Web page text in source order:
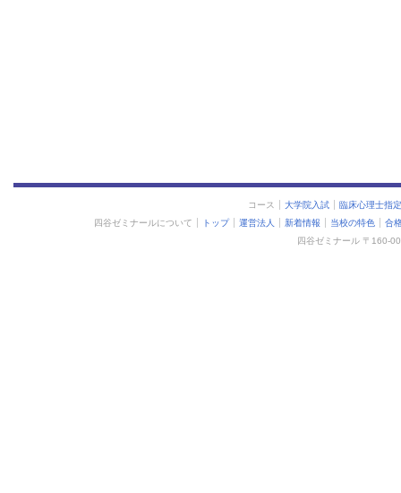
コース 大学院入試
臨床心理士指
四谷ゼミナールについて
トップ 運営法人 新着情報 当校の特色
合
四谷ゼミナール 〒160-